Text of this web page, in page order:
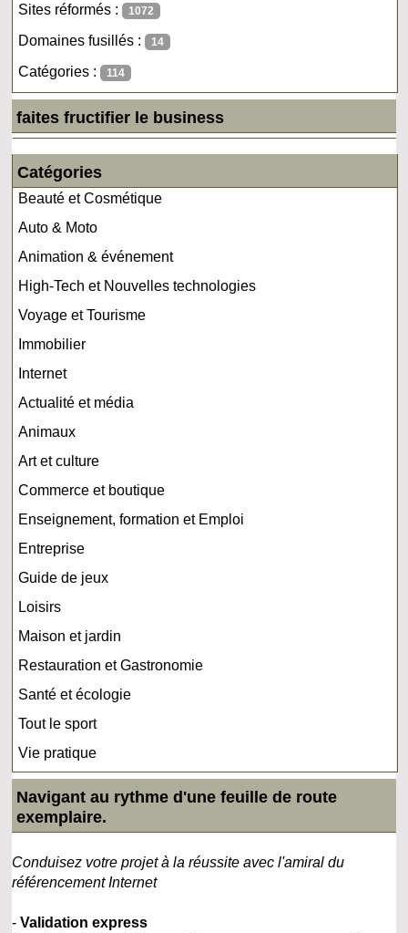
Sites réformés : 1072
Domaines fusillés : 14
Catégories : 114
faites fructifier le business
Catégories
Beauté et Cosmétique
Auto & Moto
Animation & événement
High-Tech et Nouvelles technologies
Voyage et Tourisme
Immobilier
Internet
Actualité et média
Animaux
Art et culture
Commerce et boutique
Enseignement, formation et Emploi
Entreprise
Guide de jeux
Loisirs
Maison et jardin
Restauration et Gastronomie
Santé et écologie
Tout le sport
Vie pratique
Navigant au rythme d'une feuille de route
exemplaire.
Conduisez votre projet à la réussite avec l'amiral du
référencement Internet
-Validation express